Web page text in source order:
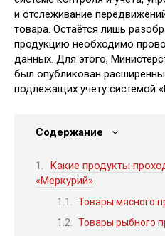
и отслеживание
товара. Остаётся лишь
продукцию необходимо
данных. Для этого,
был опубликован
подлежащих учёту системой
Содержание
Какие продукты
«Меркурий»
Товары мясного
Товары рыбного